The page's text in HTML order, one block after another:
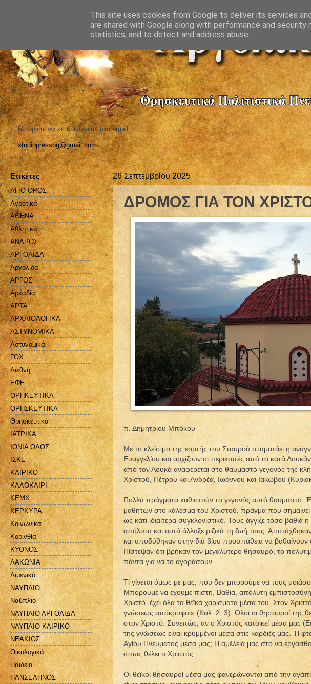
Μπορείτε να επικοινωνείτε στο email
studiopressbg@gmail.com
26 Σεπτεμβρίου 2025
ΔΡΟΜΟΣ ΓΙΑ ΤΟΝ
π. Δημητρίου Μπόκου
Με το κλείσιμο της εορτής του Σταυρού σταματάει η
Ευαγγελίου και αρχίζουν οι περικοπές από το κατά
από τον Λουκά αναφέρεται στο θαυμαστό γεγονός της
Χριστού, Πέτρου και Ανδρέα, Ιωάννου και Ιακώβου
Πολλά πράγματα καθιστούν το γεγονός αυτό θαυμαστό.
μαθητών στο κάλεσμα του Χριστού, πράγμα που
ως κάτι ιδιαίτερα συγκλονιστικό. Τους άγγιξε τόσο
απόλυτα και αυτό άλλαξε ριζικά τη ζωή τους.
και αποδύθηκαν στην διά βίου προσπάθεια να βαθαίνουν
Πίστεψαν ότι βρήκαν τον μεγαλύτερο θησαυρό, το
πάντα για να το αγοράσουν.
Τί γίνεται όμως με μας, που δεν μπορούμε να τους
Μπορούμε να έχουμε πίστη. Βαθιά, απόλυτη
Χριστό, έχει όλα τα θεϊκά χαρίσματα μέσα του. Στον
γνώσεως απόκρυφοι» (Κολ. 2, 3). Όλοι οι θησαυροί της
στον Χριστό. Συνεπώς, αν ο Χριστός κατοικεί μέσα μας
της γνώσεως είναι κρυμμένοι μέσα στις καρδιές μας. Τί
Αγίου Πνεύματος μέσα μας; Η αμέλειά μας στο να
όπως θέλει ο Χριστός.
Οι θεϊκοί θησαυροί μέσα μας φανερώνονται από την
Ετικέτες
ΑΓΙΟ ΟΡΟΣ
Αγροτικά
ΑΘΗΝΑ
Αθλητικά
ΑΝΔΡΟΣ
ΑΡΓΟΛΙΔΑ
Αργολίδα
ΑΡΓΟΣ
Αρκαδία
ΑΡΤΑ
ΑΡΧΑΙΟΛΟΓΙΚΑ
ΑΣΤΥΝΟΜΙΚΑ
Αστυνομικά
ΓΟΧ
Διεθνή
ΕΦΕ
ΘΡΗΚΕΥΤΙΚΑ
ΘΡΗΣΚΕΥΤΙΚΑ
Θρησκευτικά
ΙΑΤΡΙΚΑ
ΙΟΝΙΑ ΟΔΟΣ
ΙΣΚΕ
ΚΑΙΡΙΚΟ
ΚΑΛΟΚΑΙΡΙ
ΚΕΜΧ
ΚΕΡΚΥΡΑ
Κοινωνικά
Κορινθία
ΚΥΘΝΟΣ
ΛΑΚΩΝΙΑ
Λιμενικό
ΝΑΥΠΛΙΟ
Ναύπλιο
ΝΑΥΠΛΙΟ ΑΡΓΟΛΙΔΑ
ΝΑΥΠΛΙΟ ΚΑΙΡΙΚΟ
ΝΕΑΚΙΟΣ
Οικολογικά
Παιδεία
ΠΑΝΣΕΛΗΝΟΣ
This site uses cookies from Google to deliver its services
are shared with Google along with performance and
statistics, and to detect and address abuse.